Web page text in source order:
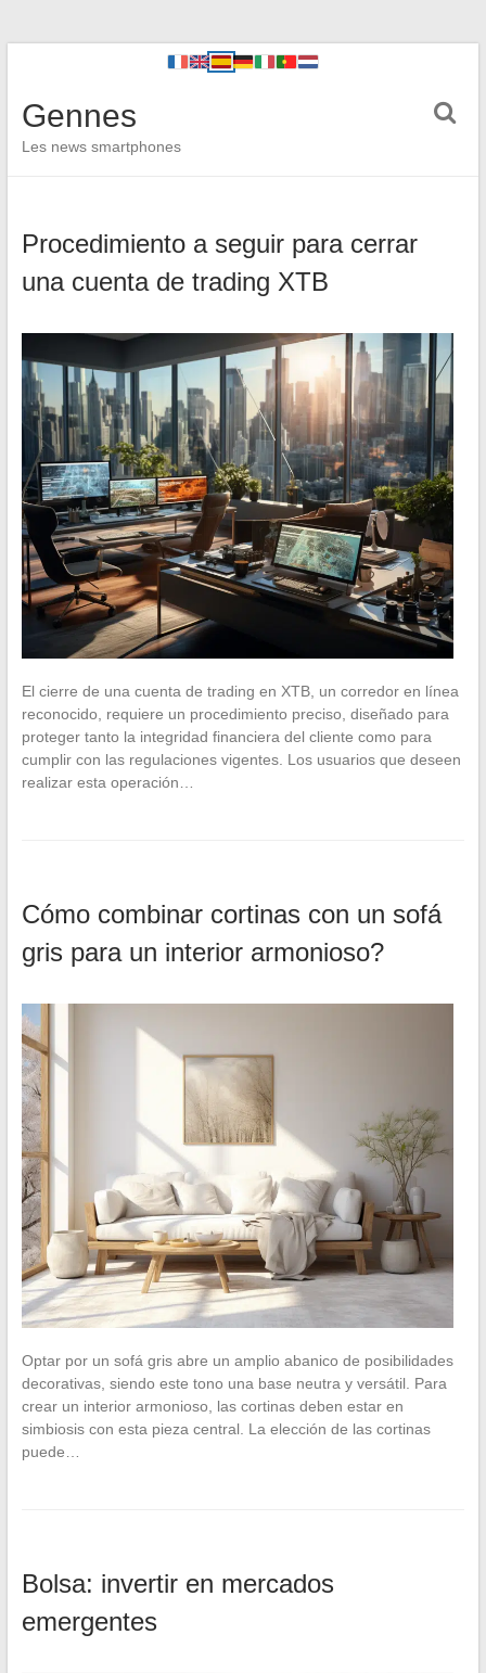
Gennes
Les news smartphones
Procedimiento a seguir para cerrar
una cuenta de trading XTB
El cierre de una cuenta de trading en XTB, un corredor en línea
reconocido, requiere un procedimiento preciso, diseñado para
proteger tanto la integridad financiera del cliente como para
cumplir con las regulaciones vigentes. Los usuarios que deseen
realizar esta operación…
Cómo combinar cortinas con un sofá
gris para un interior armonioso?
Optar por un sofá gris abre un amplio abanico de posibilidades
decorativas, siendo este tono una base neutra y versátil. Para
crear un interior armonioso, las cortinas deben estar en
simbiosis con esta pieza central. La elección de las cortinas
puede…
Bolsa: invertir en mercados
emergentes